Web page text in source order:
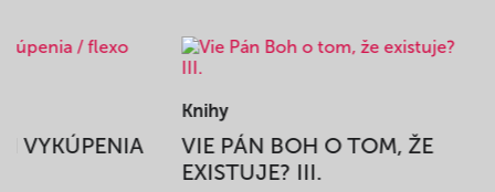
VYKÚPENIA
Knihy
VIE PÁN BOH O TOM, ŽE
EXISTUJE? III.